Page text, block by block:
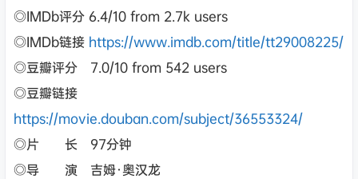
◎IMDb评分 6.4/10 from 2.7k users
◎IMDb链接 https://www.imdb.com/title/tt29008225/
◎豆瓣评分 7.0/10 from 542 users
◎豆瓣链接
https://movie.douban.com/subject/36553324/
◎片 长 97分钟
◎导 演 吉姆·奥汉龙